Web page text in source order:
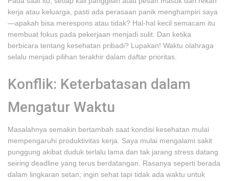
kerja atau keluarga, pasti ada perasaan panik menghampiri saya
—apakah bisa merespons atau tidak? Hal-hal kecil semacam itu
membuat fokus pada pekerjaan menjadi sulit. Dan ketika
berbicara tentang kesehatan pribadi? Lupakan! Waktu olahraga
selalu menjadi pilihan terakhir dalam daftar prioritas.
Konflik: Keterbatasan dalam
Mengatur Waktu
Masalahnya semakin bertambah saat kondisi kesehatan mulai
mempengaruhi produktivitas kerja. Saya mulai mengalami sakit
punggung akibat duduk terlalu lama dan tak jarang stress datang
seiring deadline yang terus berdatangan. Rasanya seperti berada
dalam lingkaran setan; ingin sehat tapi tidak ada waktu untuk